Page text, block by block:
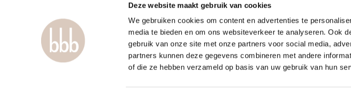
Deze website maakt gebruik van cookies
We gebruiken cookies om content en advertenties te
media te bieden en om ons websiteverkeer te analyseren. Ook
gebruik van onze site met onze partners voor social media,
partners kunnen deze gegevens combineren met andere
of die ze hebben verzameld op basis van uw gebruik van hun